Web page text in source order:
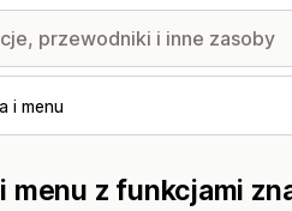
i menu
z funkcjami